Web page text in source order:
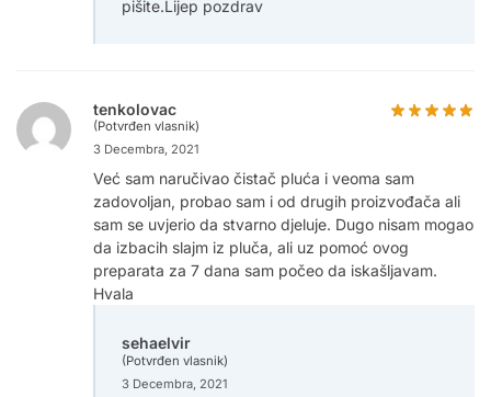
pišite.Lijep pozdrav
tenkolovac
(Potvrđen vlasnik)
3 Decembra, 2021
Već sam naručivao čistač pluća i veoma sam
zadovoljan, probao sam i od drugih proizvođača ali
sam se uvjerio da stvarno djeluje. Dugo nisam mogao
da izbacih slajm iz pluča, ali uz pomoć ovog
preparata za 7 dana sam počeo da iskašljavam.
Hvala
sehaelvir
(Potvrđen vlasnik)
3 Decembra, 2021